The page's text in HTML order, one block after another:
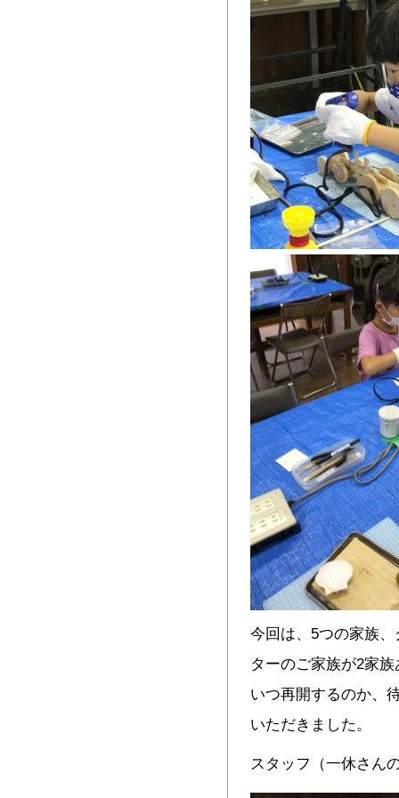
今回は、5つの家族
ターのご家族が2家
いつ再開するのか、
いただきました。
スタッフ（一休さん